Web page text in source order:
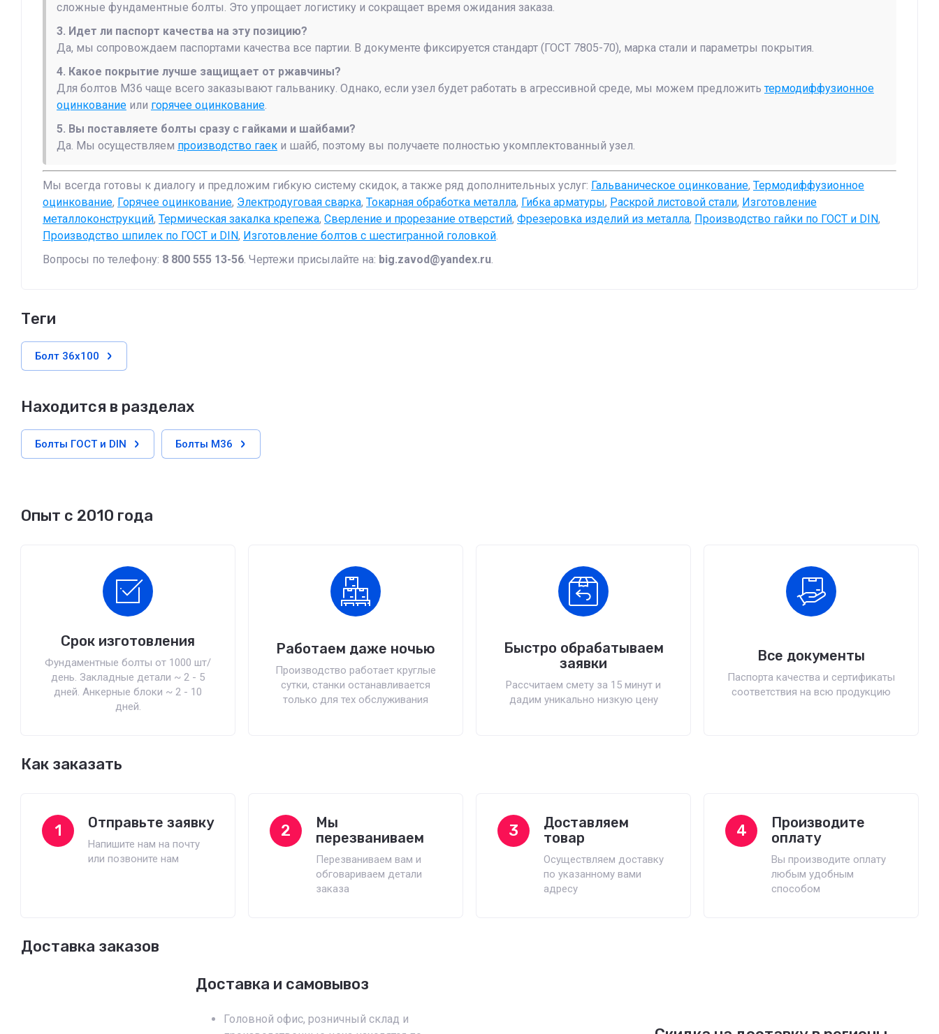
сложные фундаментные болты. Это упрощает логистику и сокращает время ожидания заказа.
3. Идет ли паспорт качества на эту позицию?
Да, мы сопровождаем паспортами качества все партии. В документе фиксируется стандарт (ГОСТ 7805-70), марка стали и параметры покрытия.
4. Какое покрытие лучше защищает от ржавчины?
Для болтов М36 чаще всего заказывают гальванику. Однако, если узел будет работать в агрессивной среде, мы можем предложитьтермодиффузионное
оцинкование или горячее оцинкование.
5. Вы поставляете болты сразу с гайками и шайбами?
Да. Мы осуществляем производство гаек и шайб, поэтому вы получаете полностью укомплектованный узел.
Мы всегда готовы к диалогу и предложим гибкую систему скидок, а также ряд дополнительных услуг: Гальваническое оцинкование, Термодиффузионное
оцинкование, Горячее оцинкование, Электродуговая сварка, Токарная обработка металла, Гибка арматуры, Раскрой листовой стали, Изготовление
металлоконструкций, Термическая закалка крепежа, Сверление и прорезание отверстий, Фрезеровка изделий из металла, Производство гайки по ГОСТ и DIN,
Производство шпилек по ГОСТ и DIN, Изготовление болтов с шестигранной головкой.
Вопросы по телефону: 8 800 555 13-56. Чертежи присылайте на: big.zavod@yandex.ru.
теги
Болт 36х100
Находится в разделах
Болты ГОСТ и DIN Болты М36
Опыт с 2010 года
Срок изготовления
Фундаментные болты от 1000 шт/
день. Закладные детали ~ 2 - 5
дней. Анкерные блоки ~ 2 - 10
дней.
Работаем даже ночью
Производство работает круглые
сутки, станки останавливается
только для тех обслуживания
Быстро обрабатываем
заявки
Рассчитаем смету за 15 минут и
дадим уникально низкую цену
Все документы
Паспорта качества и сертификаты
соответствия на всю продукцию
Как заказать
1 Отправьте заявку
Напишите нам на почту
или позвоните нам
2
Мы
перезваниваем
Перезваниваем вам и
обговариваем детали
заказа
3
Доставляем
товар
Осуществляем доставку
по указанному вами
адресу
4
Производите
оплату
Вы производите оплату
любым удобным
способом
Доставка заказов
Доставка и самовывоз
Головной офис, розничный склад и